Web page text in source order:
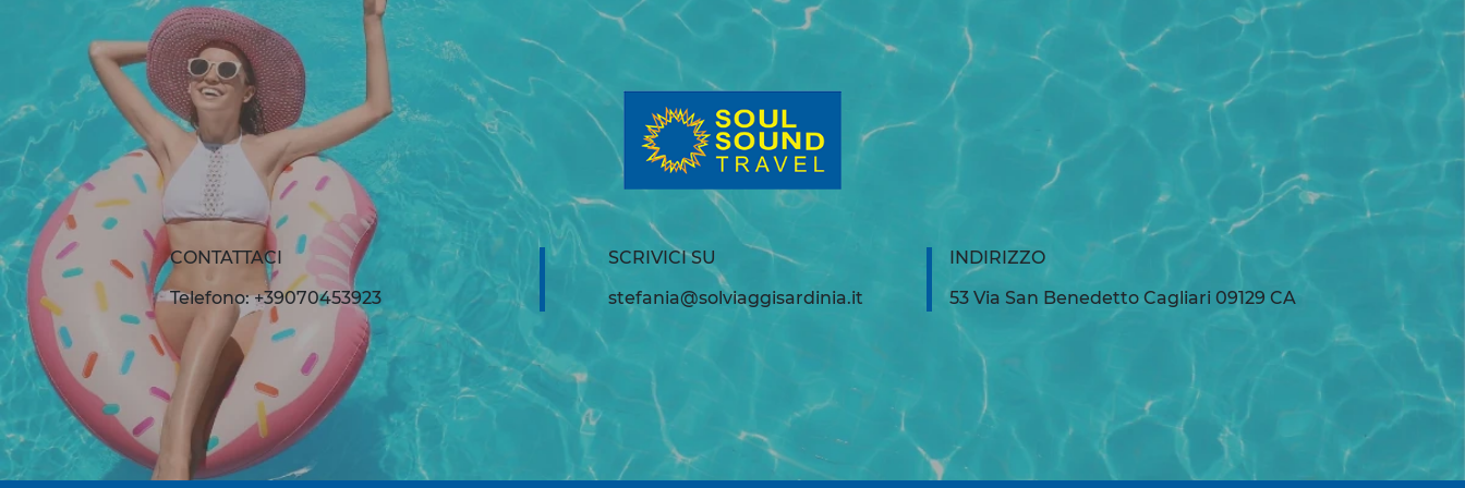
CONTATTACI
Telefono: +39070453923
SCRIVICI SU
stefania@solviaggisardinia.it
INDIRIZZO
53 Via San Benedetto Cagliari 09129 CA